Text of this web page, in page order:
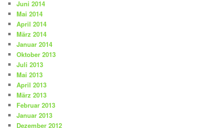
Juni 2014
Mai 2014
April 2014
März 2014
Januar 2014
Oktober 2013
Juli 2013
Mai 2013
April 2013
März 2013
Februar 2013
Januar 2013
Dezember 2012